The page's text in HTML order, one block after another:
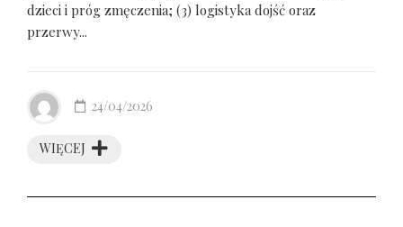
dzieci i próg zmęczenia; (3) logistyka dojść oraz
przerwy...
WIĘCEJ
24/04/2026